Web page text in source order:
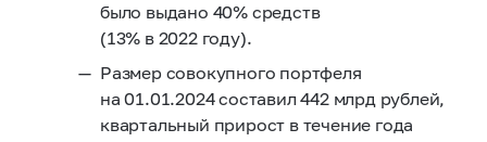
было выдано 40% средств
(13% в 2022 году).
Размер совокупного портфеля
на 01.01.2024 составил 442 млрд рублей,
квартальный прирост в течение года